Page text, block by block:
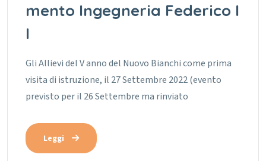
mento Ingegneria Federico I
I
Gli Allievi del V anno del Nuovo Bianchi come prima
visita di istruzione, il 27 Settembre 2022 (evento
previsto per il 26 Settembre ma rinviato
Leggi